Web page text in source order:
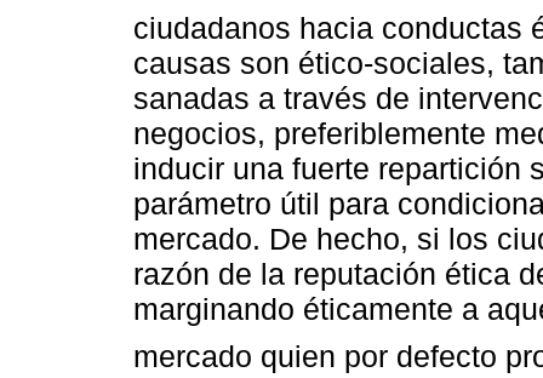
ciudadanos hacia conductas
causas son ético-sociales,
sanadas a través de
negocios, preferiblemente
inducir una fuerte repartición
parámetro útil para
mercado. De hecho, si los
razón de la reputación ética
marginando éticamente a
mercado quien por defecto